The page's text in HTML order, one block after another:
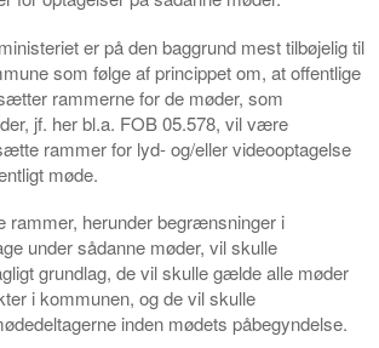
er på den baggrund mest tilbøjelig til
som følge af princippet om, at offentlige
rammerne for de møder, som
jf. her bl.a. FOB 05.578, vil være
rammer for lyd- og/eller videooptagelse
møde.
rammer, herunder begrænsninger i
under sådanne møder, vil skulle
grundlag, de vil skulle gælde alle møder
i kommunen, og de vil skulle
inden mødets påbegyndelse.